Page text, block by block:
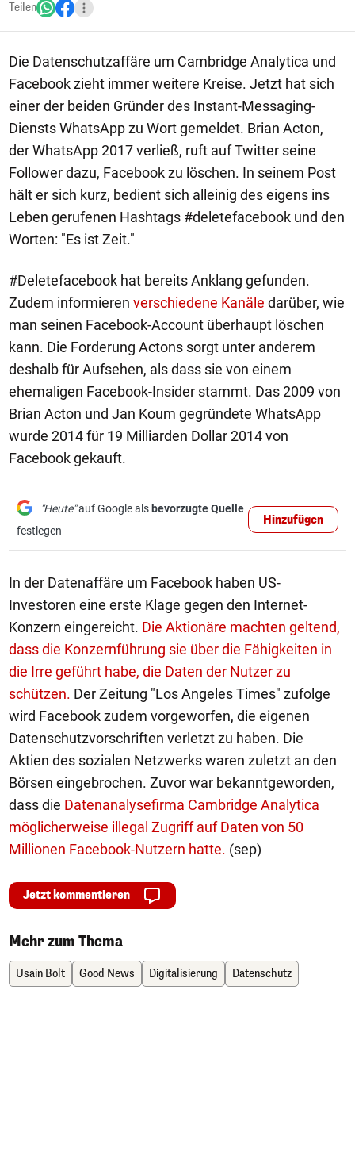
Teilen
Die Datenschutzaffäre um Cambridge Analytica und
Facebook zieht immer weitere Kreise. Jetzt hat sich
einer der beiden Gründer des Instant-Messaging-
Diensts WhatsApp zu Wort gemeldet. Brian Acton,
der WhatsApp 2017 verließ, ruft auf Twitter seine
Follower dazu, Facebook zu löschen. In seinem Post
hält er sich kurz, bedient sich alleinig des eigens ins
Leben gerufenen Hashtags #deletefacebook und den
Worten: "Es ist Zeit."
#Deletefacebook hat bereits Anklang gefunden.
Zudem informieren verschiedene Kanäle darüber, wie
man seinen Facebook-Account überhaupt löschen
kann. Die Forderung Actons sorgt unter anderem
deshalb für Aufsehen, als dass sie von einem
ehemaligen Facebook-Insider stammt. Das 2009 von
Brian Acton und Jan Koum gegründete WhatsApp
wurde 2014 für 19 Milliarden Dollar 2014 von
Facebook gekauft.
"Heute"auf Google als bevorzugte Quelle
festlegen
Hinzufügen
In der Datenaffäre um Facebook haben US-
Investoren eine erste Klage gegen den Internet-
Konzern eingereicht. Die Aktionäre machten geltend,
dass die Konzernführung sie über die Fähigkeiten in
die Irre geführt habe, die Daten der Nutzer zu
schützen. Der Zeitung "Los Angeles Times" zufolge
wird Facebook zudem vorgeworfen, die eigenen
Datenschutzvorschriften verletzt zu haben. Die
Aktien des sozialen Netzwerks waren zuletzt an den
Börsen eingebrochen. Zuvor war bekanntgeworden,
dass die Datenanalysefirma Cambridge Analytica
möglicherweise illegal Zugriff auf Daten von 50
Millionen Facebook-Nutzern hatte. (sep)
Jetzt kommentieren
Mehr zum Thema
Usain Bolt Good News Digitalisierung Datenschutz